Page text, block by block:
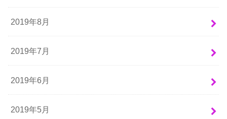
2019年8月
2019年7月
2019年6月
2019年5月